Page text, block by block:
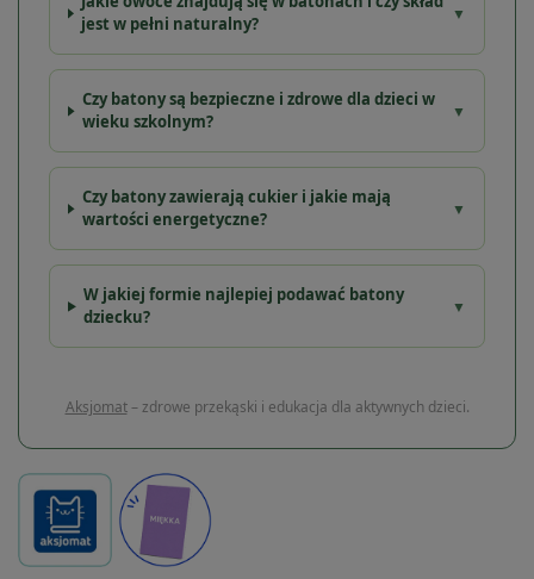
jest w pełni naturalny?
▼
Czy batony są bezpieczne i zdrowe dla dzieci w
wieku szkolnym?
▼
Czy batony zawierają cukier i jakie mają
wartości energetyczne?
▼
W jakiej formie najlepiej podawać batony
dziecku?
▼
Aksjomat– zdrowe przekąski i edukacja dla aktywnych dzieci.